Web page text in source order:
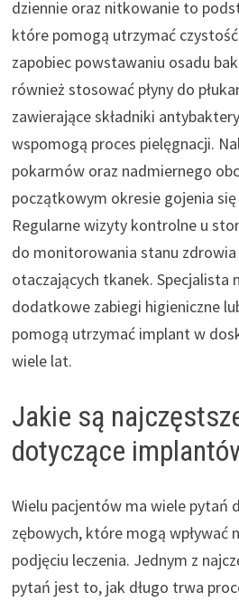
dziennie oraz nitkowanie to
które pomogą utrzymać
zapobiec powstawaniu osadu
również stosować płyny do
zawierające składniki
wspomogą proces pielęgnacji.
pokarmów oraz nadmiernego
początkowym okresie gojenia
Regularne wizyty kontrolne u
do monitorowania stanu
otaczających tkanek. Specjalista
dodatkowe zabiegi higieniczne
pomogą utrzymać implant w
wiele lat.
Jakie są
dotyczące
Wielu pacjentów ma wiele pytań
zębowych, które mogą wpływać
podjęciu leczenia. Jednym z
pytań jest to, jak długo trwa